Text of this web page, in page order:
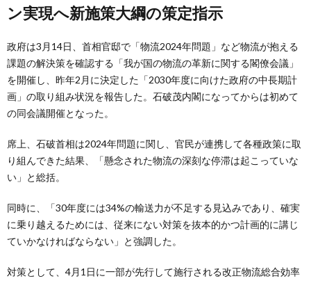
ン実現へ新施策大綱の策定指示
政府は3月14日、首相官邸で「物流2024年問題」など物流が抱える
課題の解決策を確認する「我が国の物流の革新に関する閣僚会議」
を開催し、昨年2月に決定した「2030年度に向けた政府の中長期計
画」の取り組み状況を報告した。石破茂内閣になってからは初めて
の同会議開催となった。
席上、石破首相は2024年問題に関し、官民が連携して各種政策に取
り組んできた結果、「懸念された物流の深刻な停滞は起こっていな
い」と総括。
同時に、「30年度には34%の輸送力が不足する見込みであり、確実
に乗り越えるためには、従来にない対策を抜本的かつ計画的に講じ
ていかなければならない」と強調した。
対策として、4月1日に一部が先行して施行される改正物流総合効率